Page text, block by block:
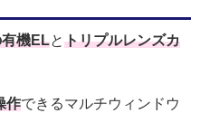
機ELとトリプルレンズカ
作できるマルチウィンドウ